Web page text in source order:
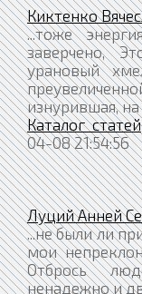
Киктенко
...тоже
заверчено,
урановый
изнурившая, на
Каталог статей
04-08 21:54:56
Луций Анней
...не были ли
мои
Отбрось
ненадежно и